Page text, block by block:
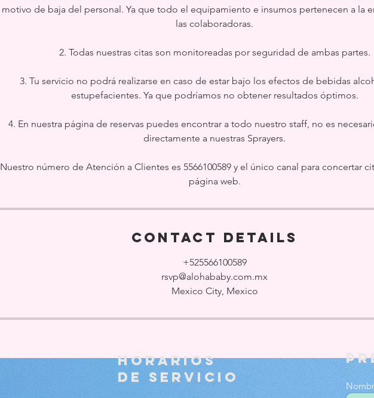
motivo de baja del personal. Ya que todo el equipamiento e insumos pertenecen a la
las colaboradoras.
2. Todas nuestras citas son monitoreadas por seguridad de ambas partes.
3. Tu servicio no podrá realizarse en caso de estar bajo los efectos de bebidas
estupefacientes. Ya que podríamos no obtener resultados óptimos.
4. En nuestra página de reservas puedes encontrar a todo nuestro staff, no es
directamente a nuestras Sprayers.
Nuestro número de Atención a Clientes es 5566100589 y el único canal para concertar
página web.
Contact Details
+525566100589
rsvp@alohababy.com.mx
Mexico City, Mexico
HORARIOS
DE SERVICIO